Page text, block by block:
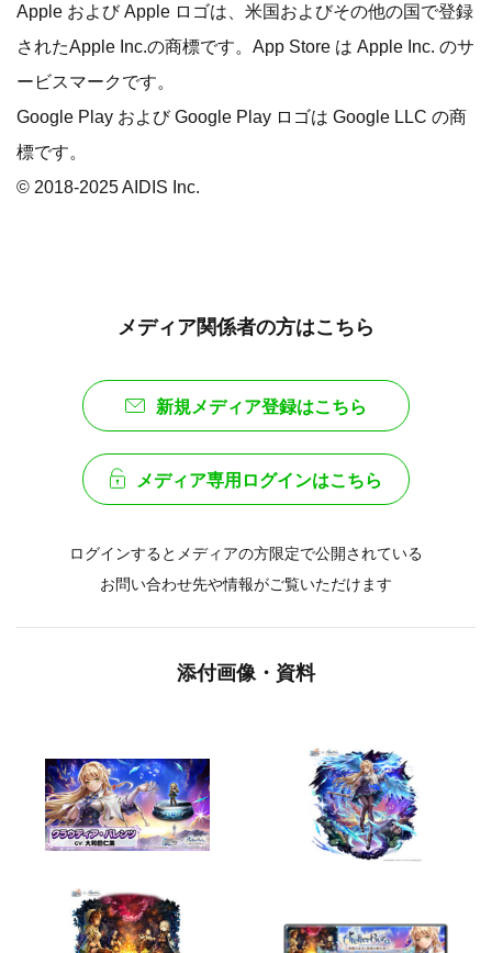
Apple および Apple ロゴは、米国およびその他の国で登録
されたApple Inc.の商標です。App Store は Apple Inc. のサ
ービスマークです。
Google Play および Google Play ロゴは Google LLC の商
標です。
© 2018-2025 AIDIS Inc.
メディア関係者の方はこちら
新規メディア登録はこちら
メディア専用ログインはこちら
ログインするとメディアの方限定で公開されている
お問い合わせ先や情報がご覧いただけます
添付画像・資料